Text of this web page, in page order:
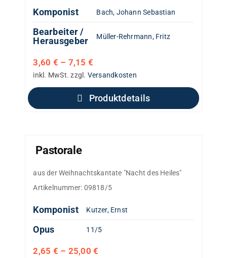
Komponist Bach, Johann Sebastian
Bearbeiter /
Herausgeber
Müller-Rehrmann, Fritz
3,60 € – 7,15 €
inkl. MwSt. zzgl. Versandkosten
Produktdetails
Pastorale
aus der Weihnachtskantate "Nacht des Heiles"
Artikelnummer: 09818/5
Komponist Kutzer, Ernst
Opus 11/5
2,65 € – 25,00€